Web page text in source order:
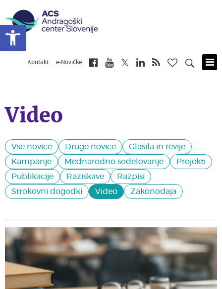
Kontakt e-Novičke
Video
Vse novice Druge novice
Glasila in revije
Kampanje
Mednarodno sodelovanje
Projekti
Publikacije
Raziskave
Razpisi
Strokovni dogodki
Video Zakonodaja
Open toolbar